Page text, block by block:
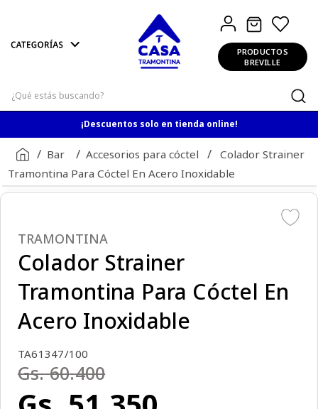
PRODUCTOS
BREVILLE
¡Descuentos solo en tienda online!
Bar Accesorios para cóctel
Colador Strainer
Tramontina Para Cóctel En Acero Inoxidable
TRAMONTINA
Colador Strainer
Tramontina Para Cóctel En
Acero Inoxidable
TA61347/100
Gs. 60.400